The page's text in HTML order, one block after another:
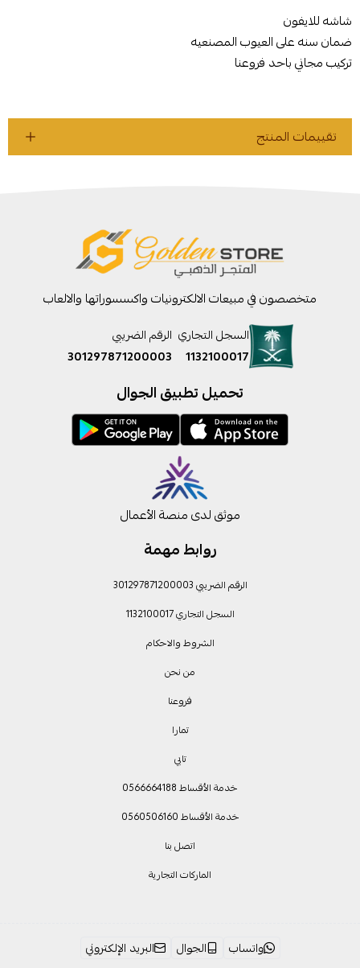
شاشه للايفون
ضمان سنه على العيوب المصنعيه
تركيب مجاني باحد فروعنا
تقييمات المنتج
روابط مهمة
الرقم الضريبي 301297871200003
السجل التجاري 1132100017
الشروط والاحكام
من نحن
فروعنا
تمارا
تابي
خدمة الأقساط 0566664188
خدمة الأقساط 0560506160
اتصل بنا
الماركات التجارية
متخصصون في مبيعات الالكترونيات واكسسوراتها والالعاب
السجل التجاري
1132100017
الرقم الضريبي
301297871200003
تحميل تطبيق الجوال
موثق لدى منصة الأعمال
واتساب الجوال البريد الإلكتروني